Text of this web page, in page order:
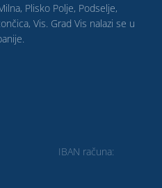
Plisko Polje, Podselje,
Vis. Grad Vis nalazi se u
IBAN računa: